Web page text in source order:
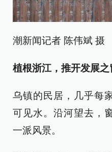
潮新闻记者 陈伟斌 摄
植根浙江，推开发展之
乌镇的民居，几乎每
可见水。沿河望去，
一派风景。